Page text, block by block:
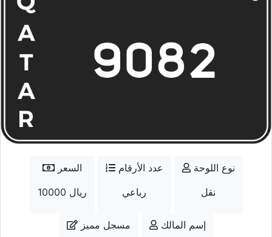
السعر
10000 ريال
عدد الأرقام
رباعي
نوع اللوحة
نقل
مسجل مميز
إسم المالك